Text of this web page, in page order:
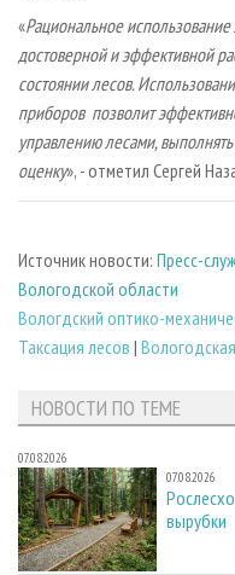
«Рациональное
достоверной и эффективной
состоянии лесов.
приборов позволит
управлению лесами,
оценку», - отметил Сергей
Источник новости: Пресс-
Вологодской области
Вологдский оптико-
Таксация лесов |
НОВОСТИ ПО ТЕМЕ
07.08.2026
07.08.2026
вырубки